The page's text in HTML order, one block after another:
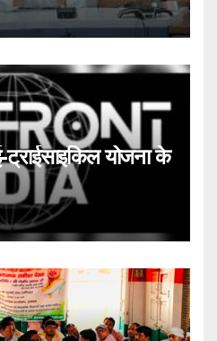
ट्राईसाइकिल योजना के